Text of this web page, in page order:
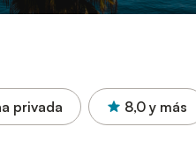
privada 8,0 y más